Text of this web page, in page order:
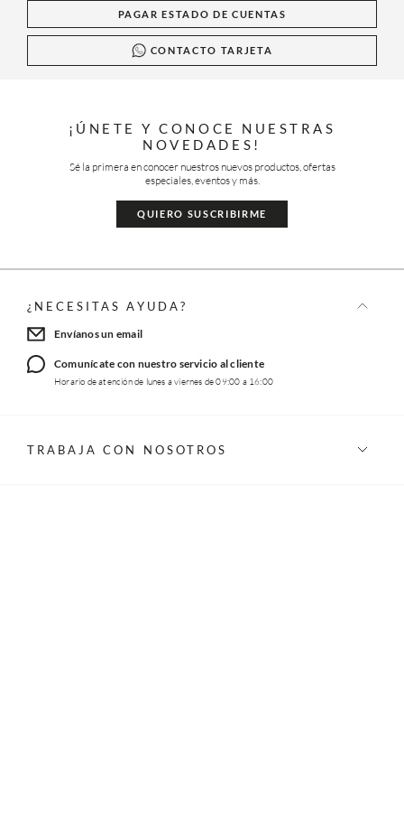
PAGAR ESTADO DE CUENTAS
CONTACTO TARJETA
¡ÚNETE Y CONOCE NUESTRAS
NOVEDADES!
Sé la primera en conocer nuestros nuevos productos, ofertas
especiales, eventos y más.
QUIERO SUSCRIBIRME
¿NECESITAS AYUDA?
Envíanos un email
Comunícate con nuestro servicio al cliente
Horario de atención de lunes a viernes de 09:00 a 16:00
TRABAJA CON NOSOTROS